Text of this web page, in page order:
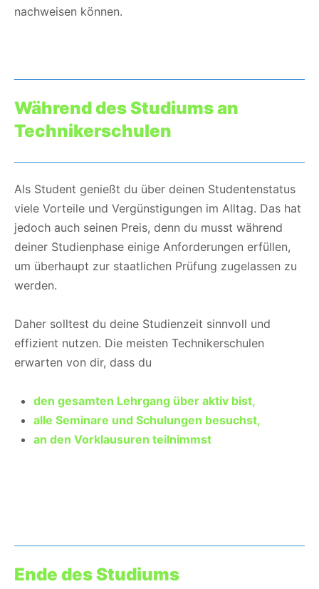
nachweisen können.
Während des Studiums an
Technikerschulen
Als Student genießt du über deinen Studentenstatus
viele Vorteile und Vergünstigungen im Alltag. Das hat
jedoch auch seinen Preis, denn du musst während
deiner Studienphase einige Anforderungen erfüllen,
um überhaupt zur staatlichen Prüfung zugelassen zu
werden.
Daher solltest du deine Studienzeit sinnvoll und
effizient nutzen. Die meisten Technikerschulen
erwarten von dir, dass du
den gesamten Lehrgang über aktiv bist,
alle Seminare und Schulungen besuchst,
an den Vorklausuren teilnimmst
Ende des Studiums